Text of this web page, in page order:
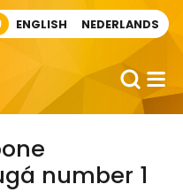
ENGLISH NEDERLANDS
number 1